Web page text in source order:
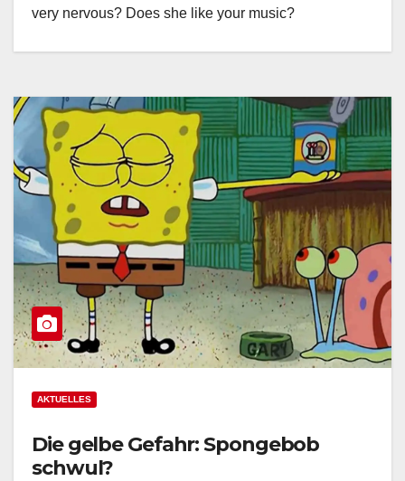
very nervous? Does she like your music?
AKTUELLES
Die gelbe Gefahr: Spongebob
schwul?